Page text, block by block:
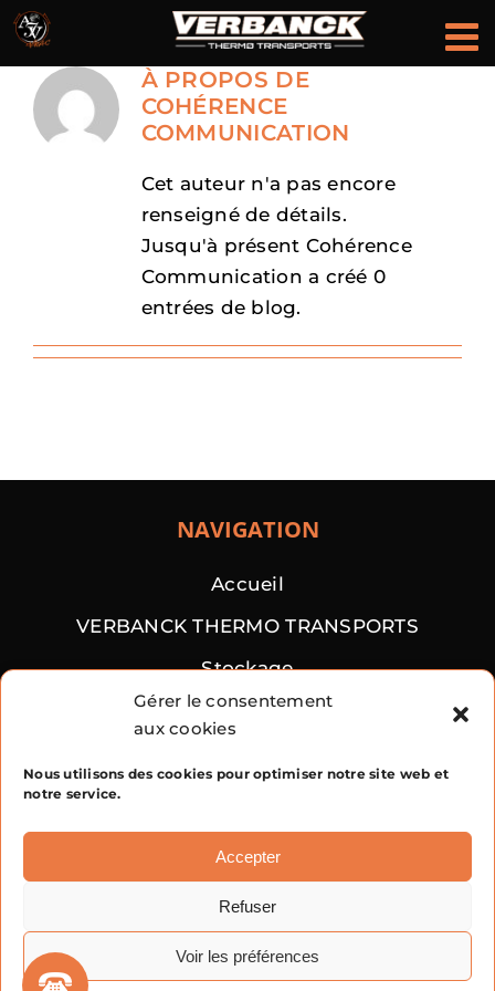
Gérer le consentement
aux cookies
Nous utilisons des cookies pour optimiser notre site web et
notre service.
Accepter
Refuser
Voir les préférences
Passer
au
contenu
À PROPOS DE
COHÉRENCE
COMMUNICATION
Cet auteur n'a pas encore
renseigné de détails.
Jusqu'à présent Cohérence
Communication a créé 0
entrées de blog.
NAVIGATION
Accueil
VERBANCK THERMO TRANSPORTS
Stockage
Transports vrac
TRANSPORTS AJV
Mentions légales
Plan de site